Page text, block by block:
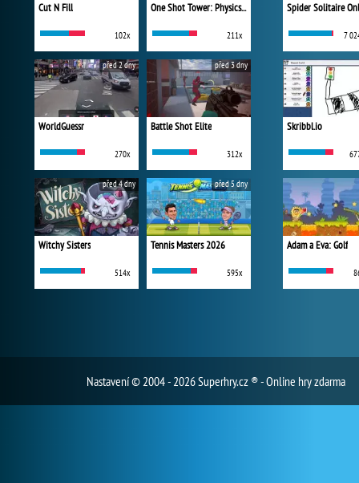
Cut N Fill
102x
One Shot Tower: Physics Destroyer
211x
WorldGuessr
270x
před 2 dny
Battle Shot Elite
312x
před 3 dny
Witchy Sisters
514x
před 4 dny
Tennis Masters 2026
595x
před 5 dny
Spider Solitaire
7
Skribbl.io
Adam a Eva: Golf
Nastavení© 2004 - 2026 Superhry.cz ® - Online hry zdarma